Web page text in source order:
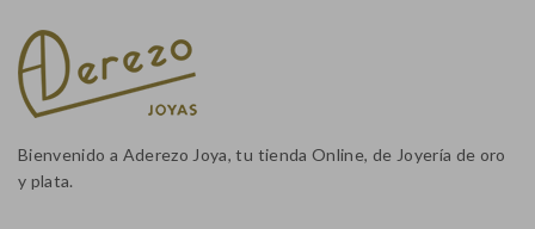
Bienvenido a Aderezo Joya, tu tienda Online, de Joyería de oro
y plata.